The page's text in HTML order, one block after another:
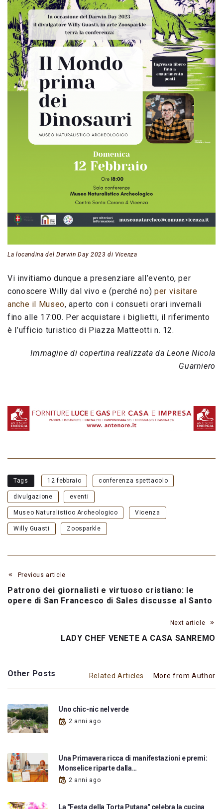
La locandina del Darwin Day 2023 di Vicenza
Vi invitiamo dunque a presenziare all’evento, per
conoscere Willy dal vivo e (perché no) per visitare
anche il Museo, aperto con i consueti orari invernali
fino alle 17:00. Per acquistare i biglietti, il riferimento
è l’ufficio turistico di Piazza Matteotti n. 12.
Immagine di copertina realizzata da Leone Nicola
Guarniero
Tags 12 febbraio conferenza spettacolo
divulgazione eventi
Museo Naturalistico Archeologico Vicenza
Willy Guasti Zoosparkle
Previous article
Patrono dei giornalisti e virtuoso cristiano: le
opere di San Francesco di Sales discusse al Santo
Next article
LADY CHEF VENETE A CASA SANREMO
Other Posts Related Articles More from Author
Uno chic-nic nel verde
2 anni ago
Una Primavera ricca di manifestazioni e premi:
Monselice riparte dalla…
2 anni ago
La "Festa della Torta Putana" celebra la cucina